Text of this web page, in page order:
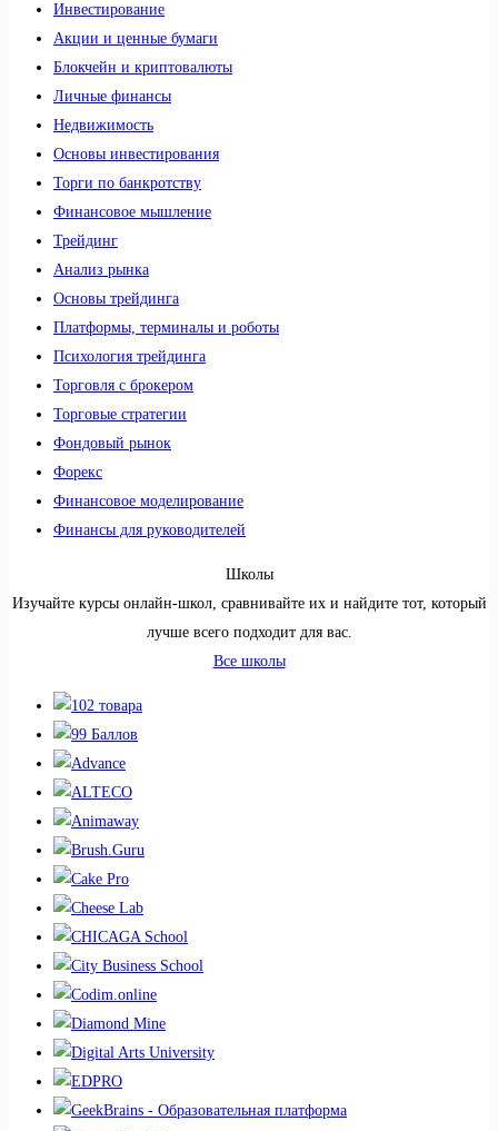
Инвестирование
Акции и ценные бумаги
Блокчейн и криптовалюты
Личные финансы
Недвижимость
Основы инвестирования
Торги по банкротству
Финансовое мышление
Трейдинг
Анализ рынка
Основы трейдинга
Платформы, терминалы и роботы
Психология трейдинга
Торговля с брокером
Торговые стратегии
Фондовый рынок
Форекс
Финансовое моделирование
Финансы для руководителей
Школы
Изучайте курсы онлайн-школ, сравнивайте их и найдите тот, который
лучше всего подходит для вас.
Все школы